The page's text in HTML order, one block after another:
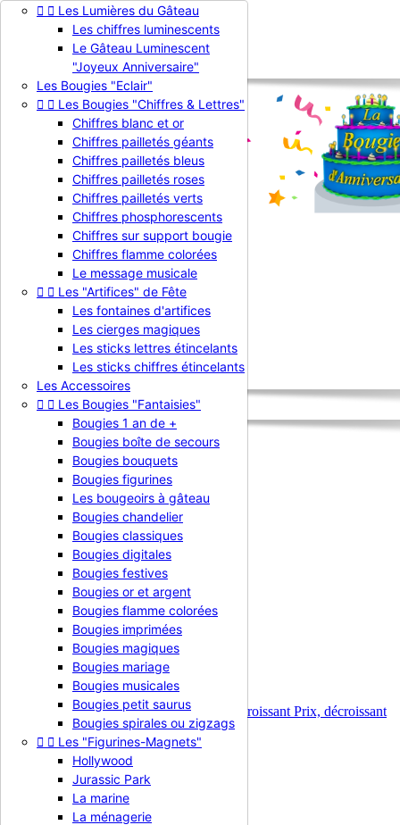
Contactez-nous
Connexion
shopping_cart Panier (0)

La Bougie d'Anniversaire
 Produits
  Les Lumières du Gâteau
Les chiffres luminescents
Le Gâteau Luminescent
"Joyeux Anniversaire"
Les Bougies "Eclair"
  Les Bougies "Chiffres & Lettres"
Chiffres blanc et or
Chiffres pailletés géants
Chiffres pailletés bleus
Chiffres pailletés roses
Chiffres pailletés verts
Chiffres phosphorescents
Chiffres sur support bougie
Chiffres flamme colorées
Le message musicale
  Les "Artifices" de Fête
Les fontaines d'artifices
Les cierges magiques
Les sticks lettres étincelants
Les sticks chiffres étincelants
Les Accessoires
  Les Bougies "Fantaisies"
Bougies 1 an de +
Bougies boîte de secours
Bougies bouquets
Bougies figurines
Les bougeoirs à gâteau
Bougies chandelier
Bougies classiques
Bougies digitales
Bougies festives
Bougies or et argent
Bougies flamme colorées
Bougies imprimées
Bougies magiques
Bougies mariage
Bougies musicales
Bougies petit saurus
Bougies spirales ou zigzags
  Les "Figurines-Magnets"
Hollywood
Jurassic Park
La marine
La ménagerie
Nouveautés
Promotions
Professionnels
Accueil
Produits
Recherche par Chiffres
Chiffre 0
Chiffre 0
Il y a 11 produits.

Pertinence
Nom, A à ZNom, Z à A Prix, croissant Prix, décroissant
Affichage 1-11 de 11 article(s)